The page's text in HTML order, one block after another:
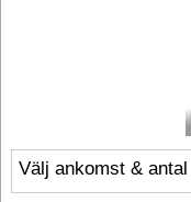
Välj ankomst &